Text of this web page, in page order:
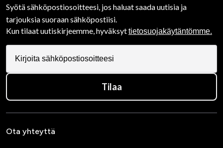
Syötä sähköpostiosoitteesi, jos haluat saada uutisia ja
tarjouksia suoraan sähköpostiisi.
Kun tilaat uutiskirjeemme, hyväksyttietosuojakäytäntömme.
Tilaa
Ota yhteyttä